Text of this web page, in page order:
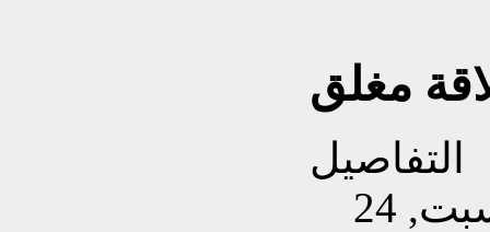
التفاصيل
تم إنشاءه بتاريخ السبت, 24